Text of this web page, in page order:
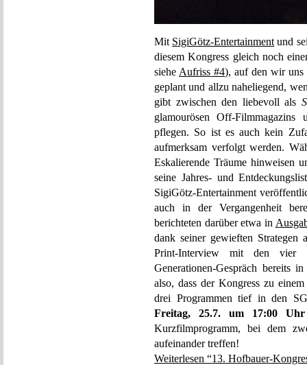
Mit SigiGötz-Entertainment und
diesem Kongress gleich noch
siehe Aufriss #4), auf den wir uns
geplant und allzu naheliegend,
gibt zwischen den liebevoll als
glamourösen Off-
pflegen. So ist es auch kein
aufmerksam verfolgt werden.
Eskalierende Träume hinweisen
seine Jahres- und
SigiGötz-Entertainment
auch in der Vergangenheit
berichteten darüber etwa in
dank seiner gewieften Strategen
Print-Interview mit den vier
Generationen-Gespräch bereits
also, dass der Kongress zu
drei Programmen tief in den
Freitag, 25.7. um 17:00 Uhr
Kurzfilmprogramm, bei dem
aufeinander treffen!
Weiterlesen “13. Hofbauer-